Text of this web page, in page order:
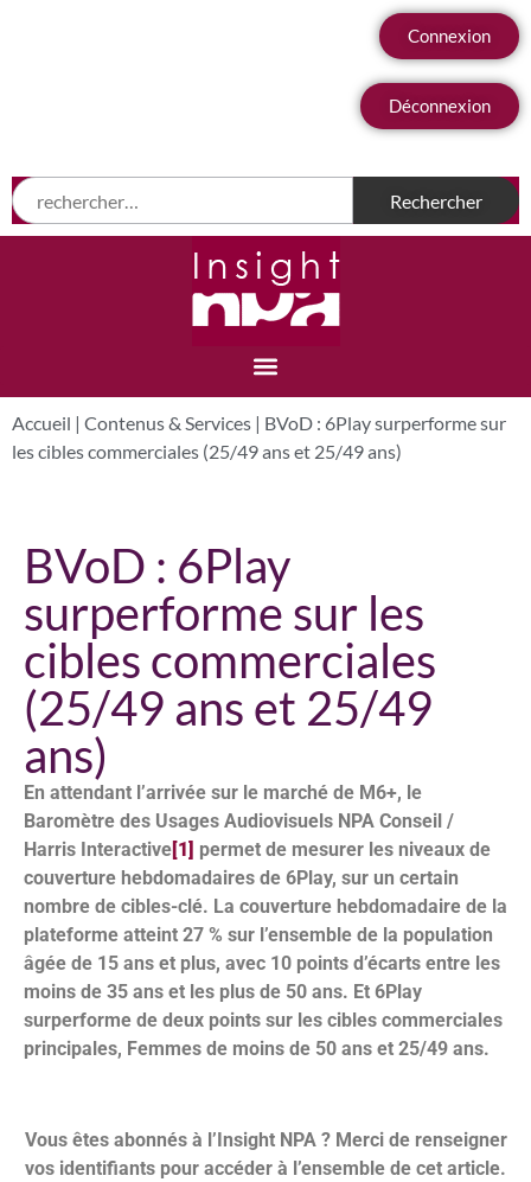
Connexion
Déconnexion
Accueil | Contenus & Services | BVoD : 6Play surperforme sur
les cibles commerciales (25/49 ans et 25/49 ans)
BVoD : 6Play
surperforme sur les
cibles commerciales
(25/49 ans et 25/49
ans)
En attendant l’arrivée sur le marché de M6+, le
Baromètre des Usages Audiovisuels NPA Conseil /
Harris Interactive[1] permet de mesurer les niveaux de
couverture hebdomadaires de 6Play, sur un certain
nombre de cibles-clé. La couverture hebdomadaire de la
plateforme atteint 27 % sur l’ensemble de la population
âgée de 15 ans et plus, avec 10 points d’écarts entre les
moins de 35 ans et les plus de 50 ans. Et 6Play
surperforme de deux points sur les cibles commerciales
principales, Femmes de moins de 50 ans et 25/49 ans.
Vous êtes abonnés à l’Insight NPA ? Merci de renseigner
vos identifiants pour accéder à l’ensemble de cet article.